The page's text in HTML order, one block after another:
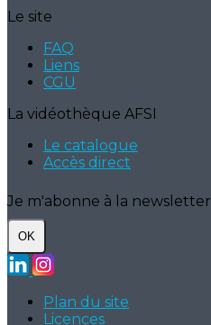
Le site
FAQ
Liens
CGU
La vidéothèque AFSI
Le catalogue
Accès direct
Je m'abonne à la newsletter
OK
Plan du site
Licences